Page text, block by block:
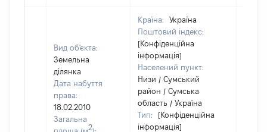
Вид об'єкта:
Земельна
ділянка
Дата набуття
права:
18.02.2010
Загальна
2
Країна:
Україна
Поштовий індекс:
[Конфіденційна
інформація]
Населений пункт:
Низи / Сумський
район / Сумська
область / Україна
Тип:
[Конфіденційна
інформація]